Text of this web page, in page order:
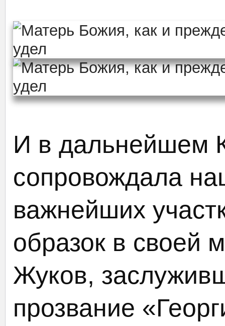
И в дальнейшем
сопровождала
важнейших
образок в своей
Жуков,
прозвание